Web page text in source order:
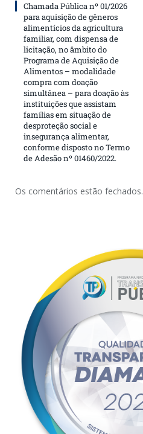
Chamada Pública nº 01/2026
para aquisição de gêneros
alimentícios da agricultura
familiar, com dispensa de
licitação, no âmbito do
Programa de Aquisição de
Alimentos – modalidade
compra com doação
simultânea – para doação às
instituições que assistam
famílias em situação de
desproteção social e
insegurança alimentar,
conforme disposto no Termo
de Adesão nº 01460/2022.
Os comentários estão fechados.